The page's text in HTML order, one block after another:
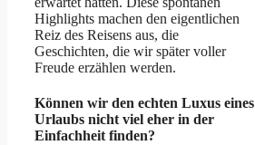
Highlights machen den eigentlichen
Reiz des Reisens aus, die
Geschichten, die wir später voller
Freude erzählen werden.
Können wir den echten Luxus eines
Urlaubs nicht viel eher in der
Einfachheit finden?